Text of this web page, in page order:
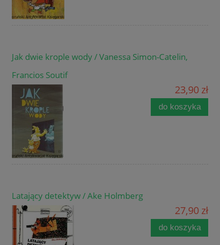
Jak dwie krople wody / Vanessa Simon-Catelin,
Francios Soutif
23,90 zł
do koszyka
Latający detektyw / Ake Holmberg
27,90 zł
do koszyka